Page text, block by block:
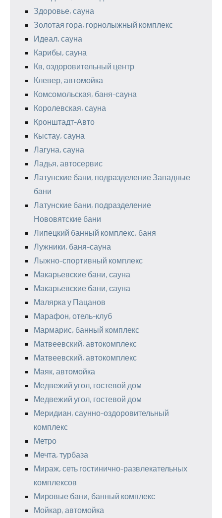
Здоровье, сауна
Золотая гора, горнолыжный комплекс
Идеал, сауна
Карибы, сауна
Кв, оздоровительный центр
Клевер, автомойка
Комсомольская, баня-сауна
Королевская, сауна
Кронштадт-Авто
Кыстау, сауна
Лагуна, сауна
Ладья, автосервис
Латунские бани, подразделение Западные
бани
Латунские бани, подразделение
Нововятские бани
Липецкий банный комплекс, баня
Лужники, баня-сауна
Лыжно-спортивный комплекс
Макарьевские бани, сауна
Макарьевские бани, сауна
Малярка у Пацанов
Марафон, отель-клуб
Мармарис, банный комплекс
Матвеевский, автокомплекс
Матвеевский, автокомплекс
Маяк, автомойка
Медвежий угол, гостевой дом
Медвежий угол, гостевой дом
Меридиан, саунно-оздоровительный
комплекс
Метро
Мечта, турбаза
Мираж, сеть гостинично-развлекательных
комплексов
Мировые бани, банный комплекс
Мойкар, автомойка